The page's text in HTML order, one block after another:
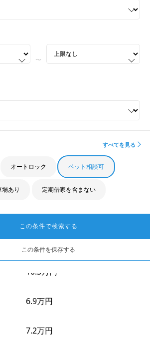
〜
すべてを見る
オートロック ペット相談可
あり 定期借家を含まない
この条件で検索する
この条件を保存する
中の物件は対応できません
す
2LDK/3K/3DK 3LDK/4K
家賃相場
10.9万円
ー駅11万円
10.3万円
6.9万円
7.2万円